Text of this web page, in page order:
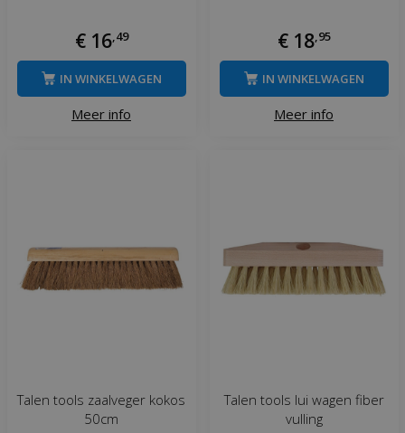
€ 16 49
Meer info
IN WINKELWAGEN
€ 18 95
Meer info
IN WINKELWAGEN
Talen tools zaalveger kokos
50cm
Talen tools lui wagen fiber
vulling